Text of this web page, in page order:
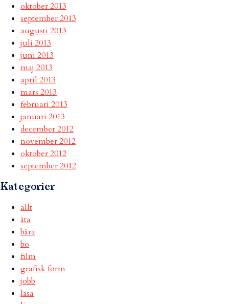
oktober 2013
september 2013
augusti 2013
juli 2013
juni 2013
maj 2013
april 2013
mars 2013
februari 2013
januari 2013
december 2012
november 2012
oktober 2012
september 2012
Kategorier
allt
äta
bära
bo
film
grafisk form
jobb
läsa